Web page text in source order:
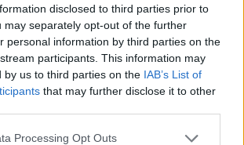
disclosed to third parties prior to
may separately opt-out of the further
personal information by third parties on the
participants. This information may
by us to third parties on the IAB’s List of
that may further disclose it to other
website/app uses one or more Google
Processing Opt Outs